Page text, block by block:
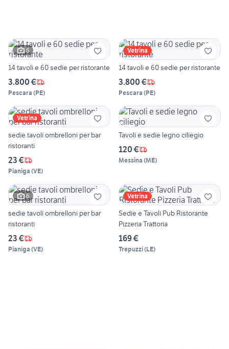
6
14 tavoli e 60 sedie per ristorante
3.800 €
Pescara (PE)
Vetrina
14 tavoli e 60 sedie per ristorante
3.800 €
Pescara (PE)
Vetrina
sedie tavoli ombrelloni per bar
ristoranti
23 €
Pianiga (VE)
Tavoli e sedie legno ciliegio
120 €
Messina (ME)
6
sedie tavoli ombrelloni per bar
ristoranti
23 €
Pianiga (VE)
Vetrina
Sedie e Tavoli Pub Ristorante
Pizzeria Trattoria
169 €
Trepuzzi(LE)